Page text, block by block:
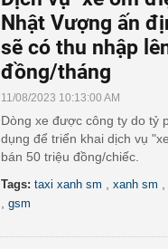
Nhật Vượng ấn
sẽ có thu nhập
đồng/tháng
11/08/2023 10:13:00 AM
Dòng xe được công ty do tỷ
dụng để triển khai dịch vụ
bán 50 triệu đồng/chiếc.
Tags: taxi xanh sm xanh sm
gsm